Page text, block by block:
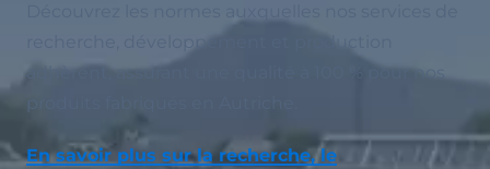
adhèrent, assurant une qualité à 100 % pour nos
En savoir plus sur la recherche, le